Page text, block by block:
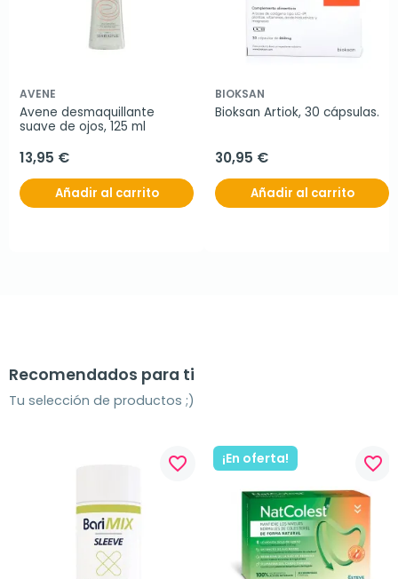
AVENE
Avene desmaquillante
suave de ojos, 125 ml
13,95 €
Añadir al carrito
BIOKSAN
Bioksan Artiok, 30 cápsulas.
30,95 €
Añadir al carrito
Recomendados para ti
Tu selección de productos ;)
favorite_border ¡En oferta! favorite_border